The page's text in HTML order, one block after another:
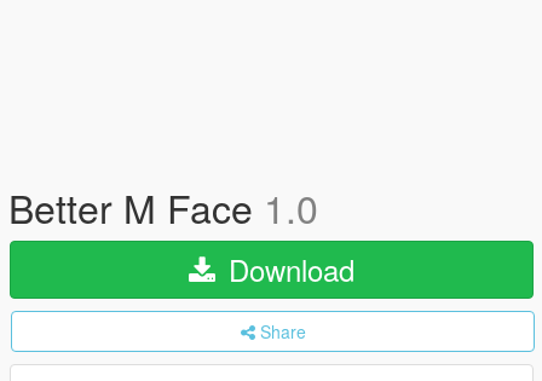
Better M Face 1.0
Download
Share